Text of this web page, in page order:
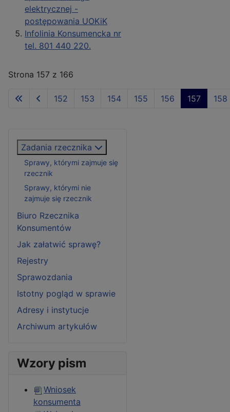
elektrycznej -
postępowania UOKiK
Infolinia Konsumencka nr
tel. 801 440 220.
Strona 157 z 166
152 153 154 155 156 157 158
Zadania rzecznika
Sprawy, którymi zajmuje się
rzecznik
Sprawy, którymi nie
zajmuje się rzecznik
Biuro Rzecznika
Konsumentów
Jak załatwić sprawę?
Rejestry
Sprawozdania
Istotny pogląd w sprawie
Adresy i instytucje
Archiwum artykułów
Wzory pism
Wniosek
konsumenta